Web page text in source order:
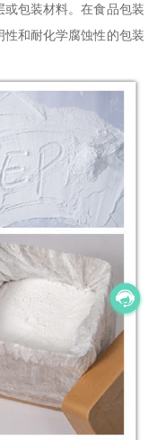
或包装材料。在食品包装
性和耐化学腐蚀性的包装